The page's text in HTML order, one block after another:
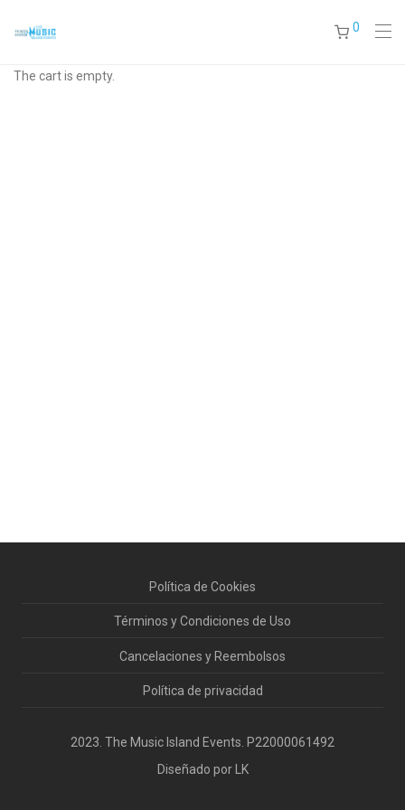
0
The cart is empty.
Política de Cookies
Términos y Condiciones de Uso
Cancelaciones y Reembolsos
Política de privacidad
2023. The Music Island Events. P22000061492
Diseñado por LK